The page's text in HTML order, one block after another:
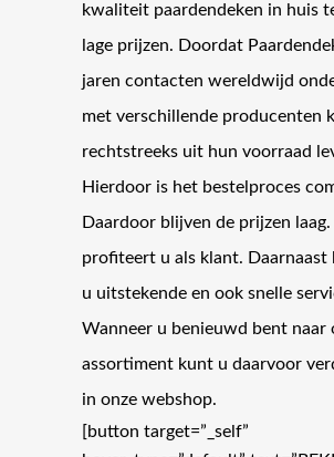
kwaliteit paardendeken in huis
lage prijzen. Doordat
jaren contacten wereldwijd
met verschillende producenten
rechtstreeks uit hun voorraad
Hierdoor is het bestelproces
Daardoor blijven de prijzen
profiteert u als klant. Daarnaast
u uitstekende en ook snelle
Wanneer u benieuwd bent naar
assortiment kunt u daarvoor
in onze webshop.
[button target=”_self”